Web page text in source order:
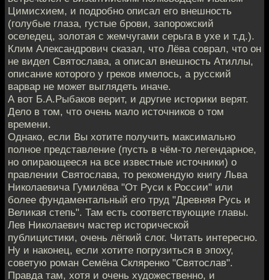
Цимисхием, и подробно описал его внешность
(голубые глаза, густые брови, запорожский
оселедец, золотая с жемчугами серьга в ухе и т.д.).
Клим Александрович сказал, что Лёва соврал, что он
не видел Святослава, а описал внешность Атиллы,
описание которого у греков имелось, а русский
варвар не может выглядеть иначе.
А вот Б.А.Рыбаков верит, и другие историки верят.
Дело в том, что очень мало источников о том
времени.
Однако, если Вы хотите получить максимально
полное представление (пусть в чём-то легендарное,
но опирающееся на все известные источники) о
правлении Святослава, то рекомендую книгу Льва
Николаевича Гумилёва "От Руси к России" или
более фундаментальный его труд "Древняя Русь и
Великая степь". Там есть соответствующие главы.
Лев Николаевич мастер исторической
публицистики, очень лёгкий слог. Читать интересно.
Ну и наконец, если хотите погрузиться в эпоху,
советую роман Семёна Скляренко "Святослав".
Правда там, хотя и очень художественно, и